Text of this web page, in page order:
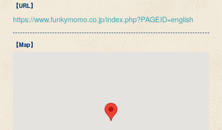
【URL】
https://www.funkymomo.co.jp/index.php?PAGEID=english
【Map】